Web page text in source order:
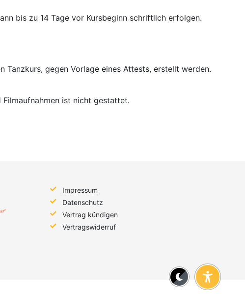
bis zu 14 Tage vor Kursbeginn schriftlich erfolgen.
Tanzkurs, gegen Vorlage eines Attests, erstellt werden.
ist nicht gestattet.
Impressum
Datenschutz
Vertrag kündigen
Vertragswiderruf